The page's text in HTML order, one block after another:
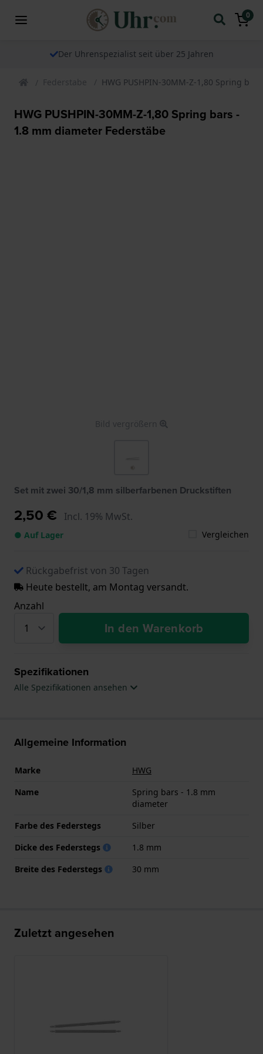
0
Der Uhrenspezialist seit über 25 Jahren
Federstabe HWG PUSHPIN-30MM-Z-1,80 Spring
HWG PUSHPIN-30MM-Z-1,80 Spring bars -
1.8 mm diameter Federstäbe
Bild vergrößern
Set mit zwei 30/1,8 mm silberfarbenen Druckstiften
2,50 € Incl. 19% MwSt.
● Auf Lager Vergleichen
Rückgabefrist von 30 Tagen
Heute bestellt, am Montag versandt.
Anzahl
In den Warenkorb
Spezifikationen
Alle Spezifikationen ansehen
Allgemeine Information
Marke
HWG
Name
Spring bars - 1.8 mm
diameter
Farbe des Federstegs
Silber
Dicke des Federstegs
1.8 mm
Breite des Federstegs
30 mm
Zuletzt angesehen